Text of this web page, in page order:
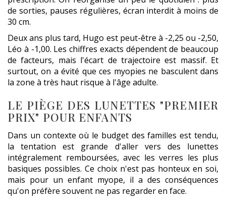
de sorties, pauses régulières, écran interdit à moins de
30 cm.
Deux ans plus tard, Hugo est peut-être à -2,25 ou -2,50,
Léo à -1,00. Les chiffres exacts dépendent de beaucoup
de facteurs, mais l'écart de trajectoire est massif. Et
surtout, on a évité que ces myopies ne basculent dans
la zone à très haut risque à l'âge adulte.
LE PIÈGE DES LUNETTES "PREMIER
PRIX" POUR ENFANTS
Dans un contexte où le budget des familles est tendu,
la tentation est grande d'aller vers des lunettes
intégralement remboursées, avec les verres les plus
basiques possibles. Ce choix n'est pas honteux en soi,
mais pour un enfant myope, il a des conséquences
qu'on préfère souvent ne pas regarder en face.